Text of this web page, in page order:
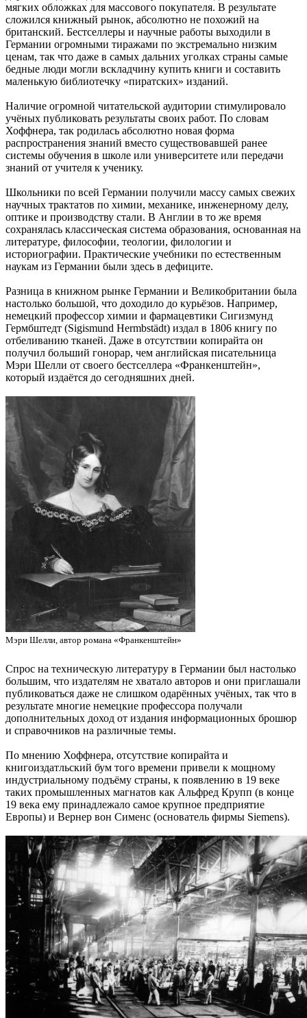
мягких обложках для массового покупателя. В результате
сложился книжный рынок, абсолютно не похожий на
британский. Бестселлеры и научные работы выходили в
Германии огромными тиражами по экстремально низким
ценам, так что даже в самых дальних уголках страны самые
бедные люди могли вскладчину купить книги и составить
маленькую библиотечку «пиратских» изданий.
Наличие огромной читательской аудитории стимулировало
учёных публиковать результаты своих работ. По словам
Хоффнера, так родилась абсолютно новая форма
распространения знаний вместо существовавшей ранее
системы обучения в школе или университете или передачи
знаний от учителя к ученику.
Школьники по всей Германии получили массу самых свежих
научных трактатов по химии, механике, инженерному делу,
оптике и производству стали. В Англии в то же время
сохранялась классическая система образования, основанная на
литературе, философии, теологии, филологии и
историографии. Практические учебники по естественным
наукам из Германии были здесь в дефиците.
Разница в книжном рынке Германии и Великобритании была
настолько большой, что доходило до курьёзов. Например,
немецкий профессор химии и фармацевтики Сигизмунд
Гермбштедт (Sigismund Hermbstädt) издал в 1806 книгу по
отбеливанию тканей. Даже в отсутствии копирайта он
получил больший гонорар, чем английская писательница
Мэри Шелли от своего бестселлера «Франкенштейн»,
который издаётся до сегодняшних дней.
Мэри Шелли, автор романа «Франкенштейн»
Спрос на техническую литературу в Германии был настолько
большим, что издателям не хватало авторов и они приглашали
публиковаться даже не слишком одарённых учёных, так что в
результате многие немецкие профессора получали
дополнительных доход от издания информационных брошюр
и справочников на различные темы.
По мнению Хоффнера, отсутствие копирайта и
книгоиздатльский бум того времени привели к мощному
индустриальному подъёму страны, к появлению в 19 веке
таких промышленных магнатов как Альфред Крупп (в конце
19 века ему принадлежало самое крупное предприятие
Европы) и Вернер вон Сименс (основатель фирмы Siemens).